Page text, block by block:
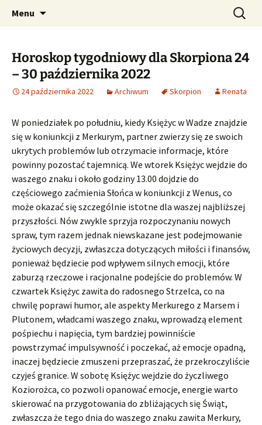
CzaroMarowy horoskop
dzienny, miesięczny i
tygodniowy
Profesjonalne przepowiednie astrologiczne
Menu Szukaj:
Horoskop tygodniowy dla Skorpiona 24
– 30 października 2022
24 października 2022 Archiwum Skorpion Renata
W poniedziałek po południu, kiedy Księżyc w Wadze znajdzie
się w koniunkcji z Merkurym, partner zwierzy się ze swoich
ukrytych problemów lub otrzymacie informacje, które
powinny pozostać tajemnicą. We wtorek Księżyc wejdzie do
waszego znaku i około godziny 13.00 dojdzie do
częściowego zaćmienia Słońca w koniunkcji z Wenus, co
może okazać się szczególnie istotne dla waszej najbliższej
przyszłości. Nów zwykle sprzyja rozpoczynaniu nowych
spraw, tym razem jednak niewskazane jest podejmowanie
życiowych decyzji, zwłaszcza dotyczących miłości i finansów,
ponieważ będziecie pod wpływem silnych emocji, które
zaburzą rzeczowe i racjonalne podejście do problemów. W
czwartek Księżyc zawita do radosnego Strzelca, co na
chwilę poprawi humor, ale aspekty Merkurego z Marsem i
Plutonem, władcami waszego znaku, wprowadzą element
pośpiechu i napięcia, tym bardziej powinniście
powstrzymać impulsywność i poczekać, aż emocje opadną,
inaczej będziecie zmuszeni przepraszać, że przekroczyliście
czyjeś granice. W sobotę Księżyc wejdzie do życzliwego
Koziorożca, co pozwoli opanować emocje, energie warto
skierować na przygotowania do zbliżających się Świąt,
zwłaszcza że tego dnia do waszego znaku zawita Merkury,